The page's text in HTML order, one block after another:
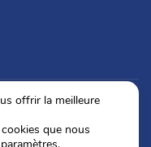
offrir la meilleure
que nous